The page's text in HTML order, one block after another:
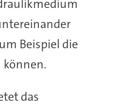
Beispiel die
das